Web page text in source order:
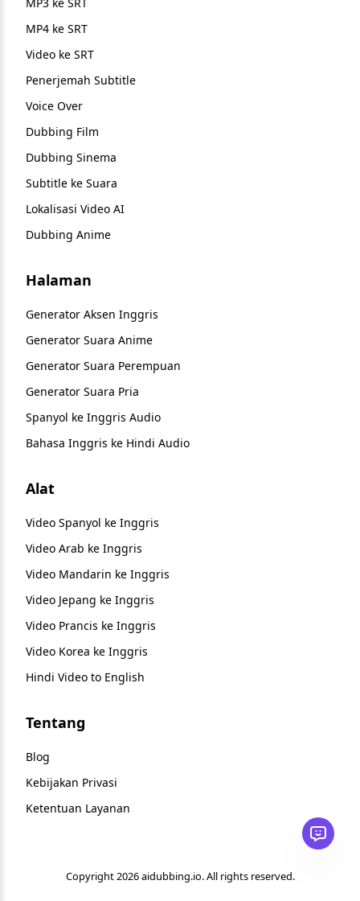
MP3 ke SRT
MP4 ke SRT
Video ke SRT
Penerjemah Subtitle
Voice Over
Dubbing Film
Dubbing Sinema
Subtitle ke Suara
Lokalisasi Video AI
Dubbing Anime
Halaman
Generator Aksen Inggris
Generator Suara Anime
Generator Suara Perempuan
Generator Suara Pria
Spanyol ke Inggris Audio
Bahasa Inggris ke Hindi Audio
Alat
Video Spanyol ke Inggris
Video Arab ke Inggris
Video Mandarin ke Inggris
Video Jepang ke Inggris
Video Prancis ke Inggris
Video Korea ke Inggris
Hindi Video to English
Tentang
Blog
Kebijakan Privasi
Ketentuan Layanan
Copyright 2026 aidubbing.io. All rights reserved.